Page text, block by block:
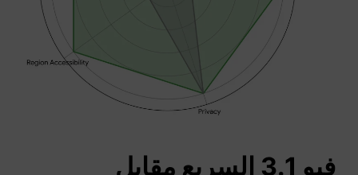
فيو 3.1 السريع مقابل